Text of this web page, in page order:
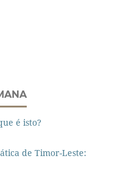
é isto?
de Timor-Leste: